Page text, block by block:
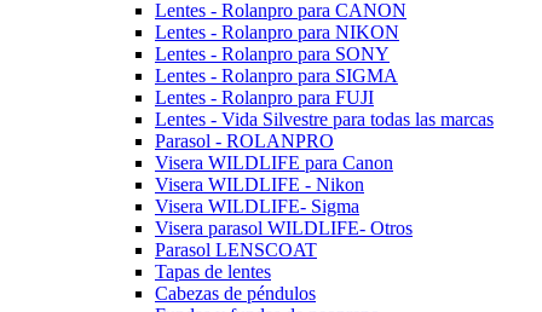
Lentes - Rolanpro para CANON
Lentes - Rolanpro para NIKON
Lentes - Rolanpro para SONY
Lentes - Rolanpro para SIGMA
Lentes - Rolanpro para FUJI
Lentes - Vida Silvestre para todas las marcas
Parasol - ROLANPRO
Visera WILDLIFE para Canon
Visera WILDLIFE - Nikon
Visera WILDLIFE- Sigma
Visera parasol WILDLIFE- Otros
Parasol LENSCOAT
Tapas de lentes
Cabezas de péndulos